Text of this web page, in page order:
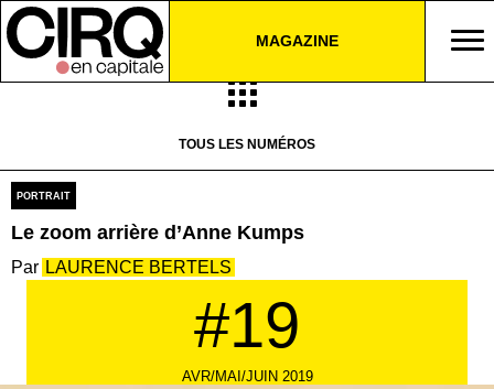
MAGAZINE
TOUS LES NUMÉROS
PORTRAIT
Le zoom arrière d’Anne Kumps
LAURENCE BERTELS
#19
AVR/MAI/JUIN 2019